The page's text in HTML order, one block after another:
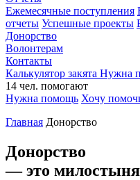
Ежемесячные поступления
отчеты Успешные проекты
Донорство
Волонтерам
Контакты
Калькулятор закята Нужна
14 чел. помогают
Нужна помощь Хочу
Главная Донорство
Донорство
— это